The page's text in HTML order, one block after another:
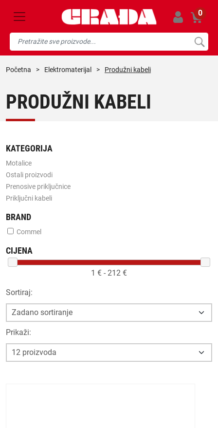
0
početna > elektromaterijal > Produžni kabeli
PRODUŽNI KABELI
KATEGORIJA
Motalice
Ostali proizvodi
Prenosive priključnice
Priključni kabeli
BRAND
Commel
CIJENA
1 € - 212 €
Sortiraj:
Prikaži: